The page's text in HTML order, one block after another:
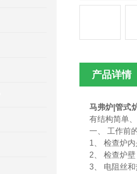
产品详情
马弗炉|管式
有结构简单
一、 工作前
1、 检查炉
2、 检查炉
3、 电阻丝